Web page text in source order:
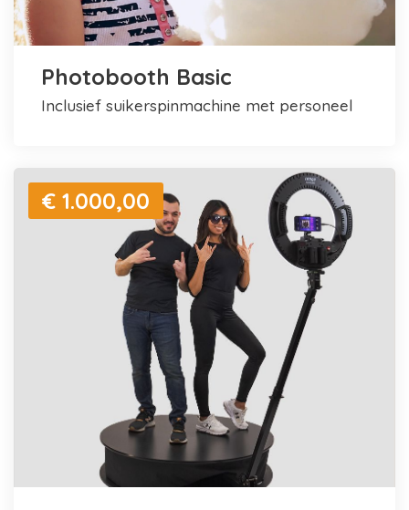
Photobooth Basic
inclusief suikerspinmachine met personeel
€ 1.000,00